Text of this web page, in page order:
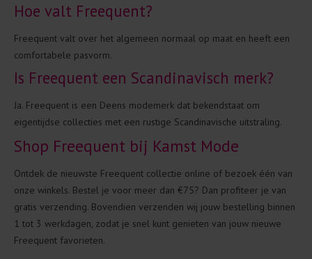
Hoe valt Freequent?
Freequent valt over het algemeen normaal op maat en heeft een
comfortabele pasvorm.
Is Freequent een Scandinavisch merk?
Ja. Freequent is een Deens modemerk dat bekendstaat om
eigentijdse collecties met een rustige Scandinavische uitstraling.
Shop Freequent bij Kamst Mode
Ontdek de nieuwste Freequent collectie online of bezoek één van
onze winkels. Bestel je voor meer dan €75? Dan profiteer je van
gratis verzending. Bovendien verzenden wij jouw bestelling binnen
1 tot 3 werkdagen, zodat je snel kunt genieten van jouw nieuwe
Freequent favorieten.